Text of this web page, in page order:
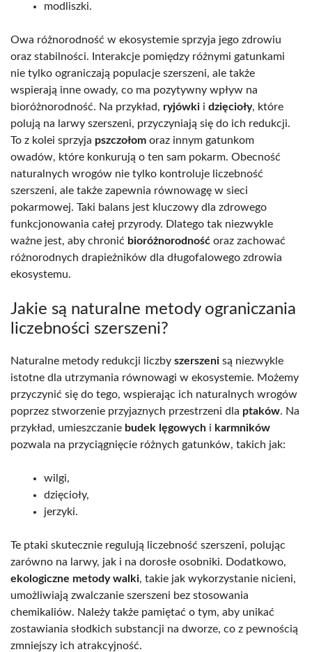
modliszki.
Owa różnorodność w ekosystemie sprzyja jego zdrowiu
oraz stabilności. Interakcje pomiędzy różnymi gatunkami
nie tylko ograniczają populacje szerszeni, ale także
wspierają inne owady, co ma pozytywny wpływ na
bioróżnorodność. Na przykład, ryjówki i dzięcioły, które
polują na larwy szerszeni, przyczyniają się do ich redukcji.
To z kolei sprzyja pszczołom oraz innym gatunkom
owadów, które konkurują o ten sam pokarm. Obecność
naturalnych wrogów nie tylko kontroluje liczebność
szerszeni, ale także zapewnia równowagę w sieci
pokarmowej. Taki balans jest kluczowy dla zdrowego
funkcjonowania całej przyrody. Dlatego tak niezwykle
ważne jest, aby chronić bioróżnorodność oraz zachować
różnorodnych drapieżników dla długofalowego zdrowia
ekosystemu.
Jakie są naturalne metody ograniczania
liczebności szerszeni?
Naturalne metody redukcji liczby szerszeni są niezwykle
istotne dla utrzymania równowagi w ekosystemie. Możemy
przyczynić się do tego, wspierając ich naturalnych wrogów
poprzez stworzenie przyjaznych przestrzeni dla ptaków. Na
przykład, umieszczanie budek lęgowych i karmników
pozwala na przyciągnięcie różnych gatunków, takich jak:
wilgi,
dzięcioły,
jerzyki.
Te ptaki skutecznie regulują liczebność szerszeni, polując
zarówno na larwy, jak i na dorosłe osobniki. Dodatkowo,
ekologiczne metody walki, takie jak wykorzystanie nicieni,
umożliwiają zwalczanie szerszeni bez stosowania
chemikaliów. Należy także pamiętać o tym, aby unikać
zostawiania słodkich substancji na dworze, co z pewnością
zmniejszy ich atrakcyjność.